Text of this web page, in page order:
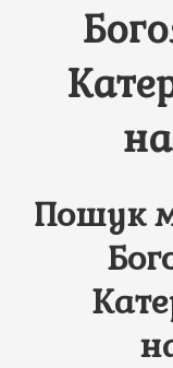
Пошук